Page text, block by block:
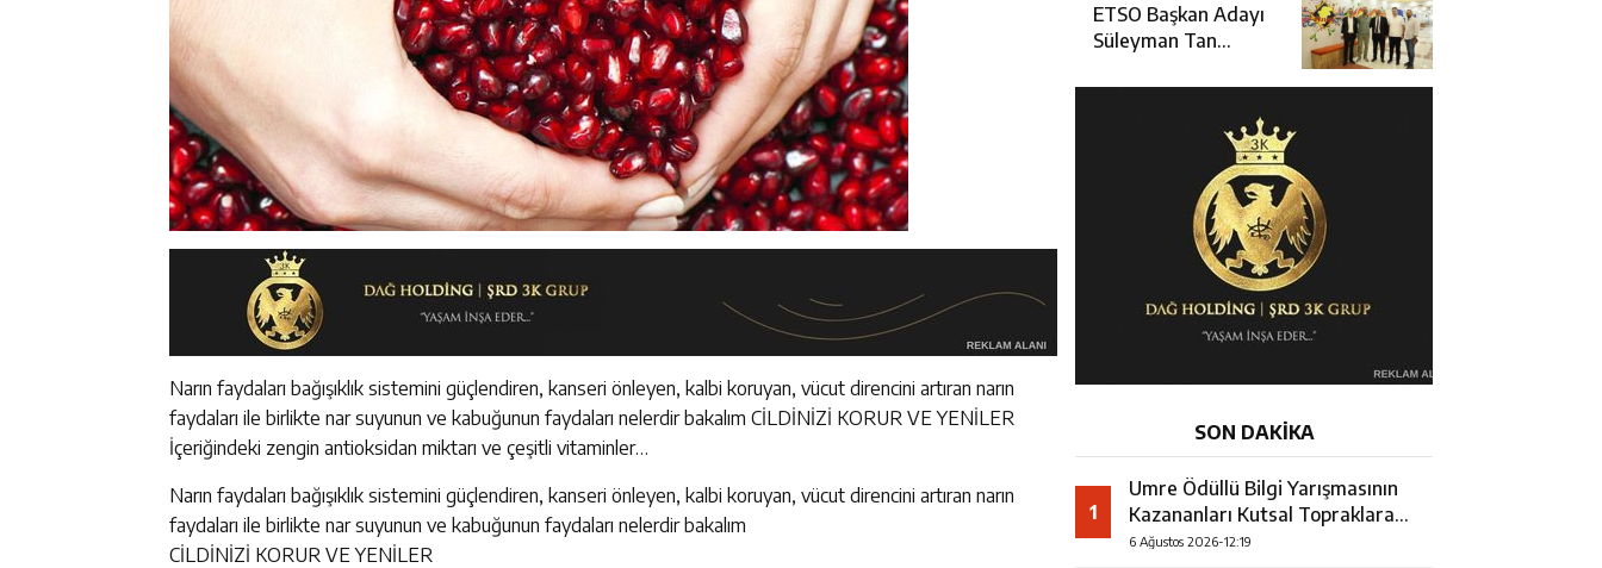
Narın faydaları bağışıklık sistemini güçlendiren, kanseri önleyen, kalbi koruyan, vücut direncini artıran narın
faydaları ile birlikte nar suyunun ve kabuğunun faydaları nelerdir bakalım CİLDİNİZİ KORUR VE YENİLER
İçeriğindeki zengin antioksidan miktarı ve çeşitli vitaminler…
Narın faydaları bağışıklık sistemini güçlendiren, kanseri önleyen, kalbi koruyan, vücut direncini artıran narın
faydaları ile birlikte nar suyunun ve kabuğunun faydaları nelerdir bakalım
CİLDİNİZİ KORUR VE YENİLER
Kursu Öğrencileriyle
Buluştu
ETSO Başkan Adayı
Süleyman Tan
Sürdürüyor
SON DAKİKA
1
Umre Ödüllü Bilgi Yarışmasının
Kazananları Kutsal Topraklara
Uğurlandı
6 Ağustos 2026-12:19